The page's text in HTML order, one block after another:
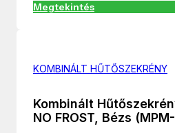
Megtekintés
KOMBINÁLT HŰTŐSZEKRÉNY
Kombinált
NO FROST, Bézs